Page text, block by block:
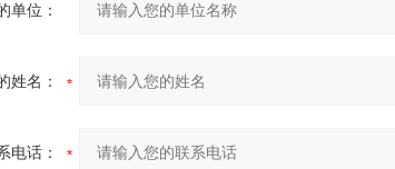
单位：
姓名：
电话：